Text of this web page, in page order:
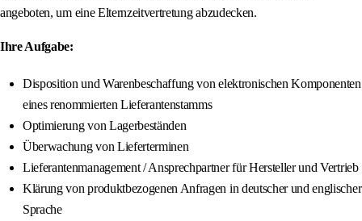
angeboten, um eine Elternzeitvertretung abzudecken.
Ihre Aufgabe:
Disposition und Warenbeschaffung von elektronischen Komponenten
eines renommierten Lieferantenstamms
Optimierung von Lagerbeständen
Überwachung von Lieferterminen
Lieferantenmanagement / Ansprechpartner für Hersteller und Vertrieb
Klärung von produktbezogenen Anfragen in deutscher und englischer
Sprache